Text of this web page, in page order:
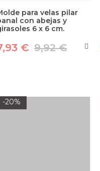
para velas pilar
con abejas y
6 x 6 cm.
€ 9,92 €
-20%